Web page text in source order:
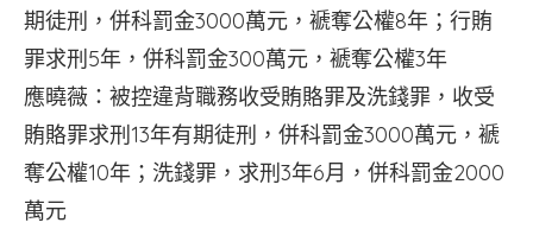
期徒刑，併科罰金3000萬元，褫奪公權8年；行賄
罪求刑5年，併科罰金300萬元，褫奪公權3年
應曉薇：被控違背職務收受賄賂罪及洗錢罪，收受
賄賂罪求刑13年有期徒刑，併科罰金3000萬元，褫
奪公權10年；洗錢罪，求刑3年6月，併科罰金2000
萬元